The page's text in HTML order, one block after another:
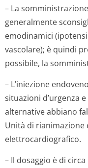
– La
generalmente
emodinamici
vascolare); è quindi
possibile, la
– L’iniezione
situazioni d’urgenza
alternative abbiano
Unità di
elettrocardio­grafico.
– Il dosaggio è di